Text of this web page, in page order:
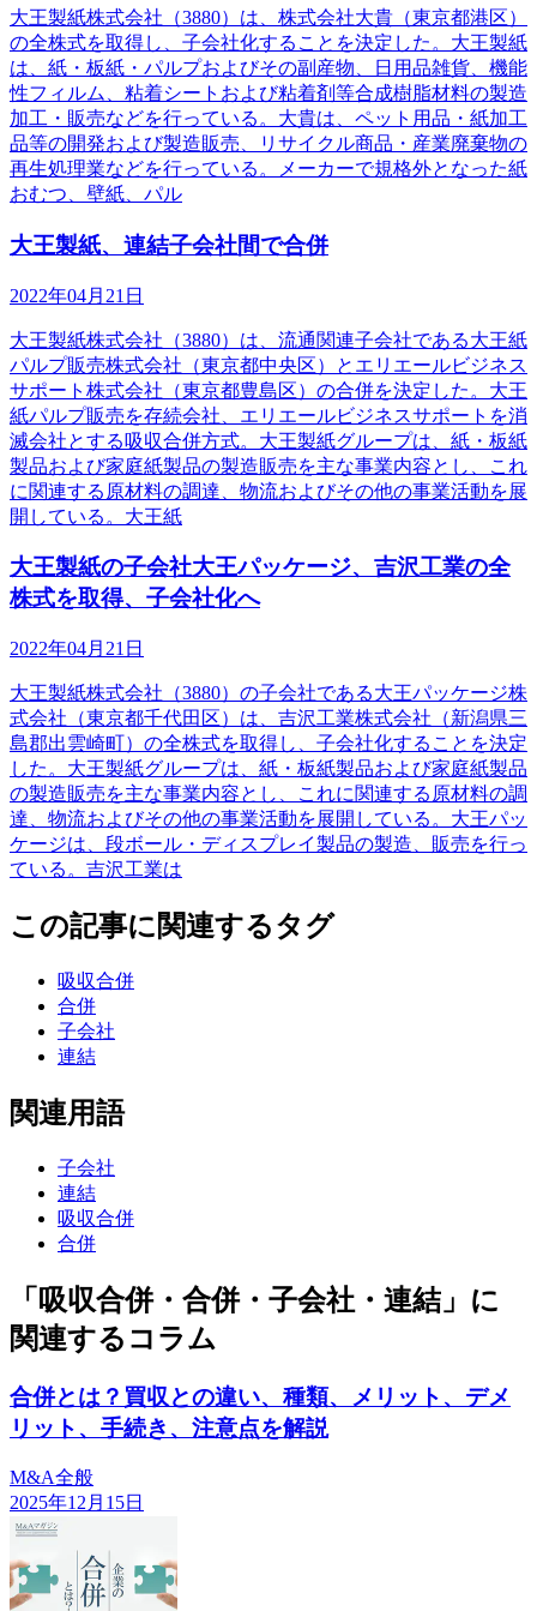
大王製紙株式会社（3880）は、株式会社大貴（東京都港区）
の全株式を取得し、子会社化することを決定した。大王製紙
は、紙・板紙・パルプおよびその副産物、日用品雑貨、機能
性フィルム、粘着シートおよび粘着剤等合成樹脂材料の製造
加工・販売などを行っている。大貴は、ペット用品・紙加工
品等の開発および製造販売、リサイクル商品・産業廃棄物の
再生処理業などを行っている。メーカーで規格外となった紙
おむつ、壁紙、パル
大王製紙、連結子会社間で合併
2022年04月21日
大王製紙株式会社（3880）は、流通関連子会社である大王紙
パルプ販売株式会社（東京都中央区）とエリエールビジネス
サポート株式会社（東京都豊島区）の合併を決定した。大王
紙パルプ販売を存続会社、エリエールビジネスサポートを消
滅会社とする吸収合併方式。大王製紙グループは、紙・板紙
製品および家庭紙製品の製造販売を主な事業内容とし、これ
に関連する原材料の調達、物流およびその他の事業活動を展
開している。大王紙
大王製紙の子会社大王パッケージ、吉沢工業の全
株式を取得、子会社化へ
2022年04月21日
大王製紙株式会社（3880）の子会社である大王パッケージ株
式会社（東京都千代田区）は、吉沢工業株式会社（新潟県三
島郡出雲崎町）の全株式を取得し、子会社化することを決定
した。大王製紙グループは、紙・板紙製品および家庭紙製品
の製造販売を主な事業内容とし、これに関連する原材料の調
達、物流およびその他の事業活動を展開している。大王パッ
ケージは、段ボール・ディスプレイ製品の製造、販売を行っ
ている。吉沢工業は
この記事に関連するタグ
吸収合併
合併
子会社
連結
関連用語
子会社
連結
吸収合併
合併
「吸収合併・合併・子会社・連結」に
関連するコラム
合併とは？買収との違い、種類、メリット、デメ
リット、手続き、注意点を解説
M&A全般
2025年12月15日